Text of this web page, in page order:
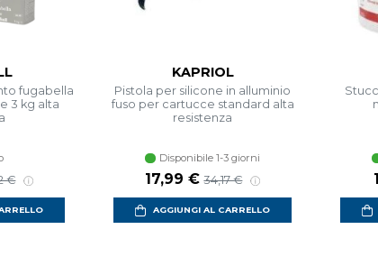
fugabella
3 kg alta
€
KAPRIOL
Pistola per silicone in alluminio
fuso per cartucce standard alta
resistenza
Disponibile 1-3 giorni
17,99 € 34,17 €
AGGIUNGI AL CARRELLO